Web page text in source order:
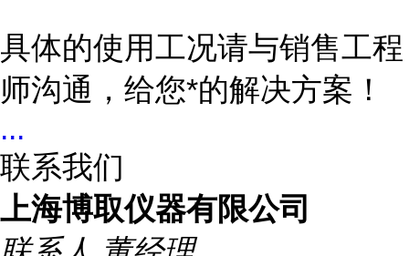
具体的使用工况请与销售工程
师沟通，给您*的解决方案！
...
联系我们
上海博取仪器有限公司